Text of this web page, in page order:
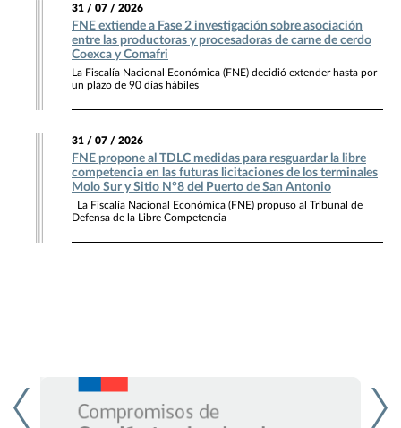
31 / 07 / 2026
FNE extiende a Fase 2 investigación sobre asociación
entre las productoras y procesadoras de carne de cerdo
Coexca y Comafri
La Fiscalía Nacional Económica (FNE) decidió extender hasta por
un plazo de 90 días hábiles
31 / 07 / 2026
FNE propone al TDLC medidas para resguardar la libre
competencia en las futuras licitaciones de los terminales
Molo Sur y Sitio N°8 del Puerto de San Antonio
La Fiscalía Nacional Económica (FNE) propuso al Tribunal de
Defensa de la Libre Competencia